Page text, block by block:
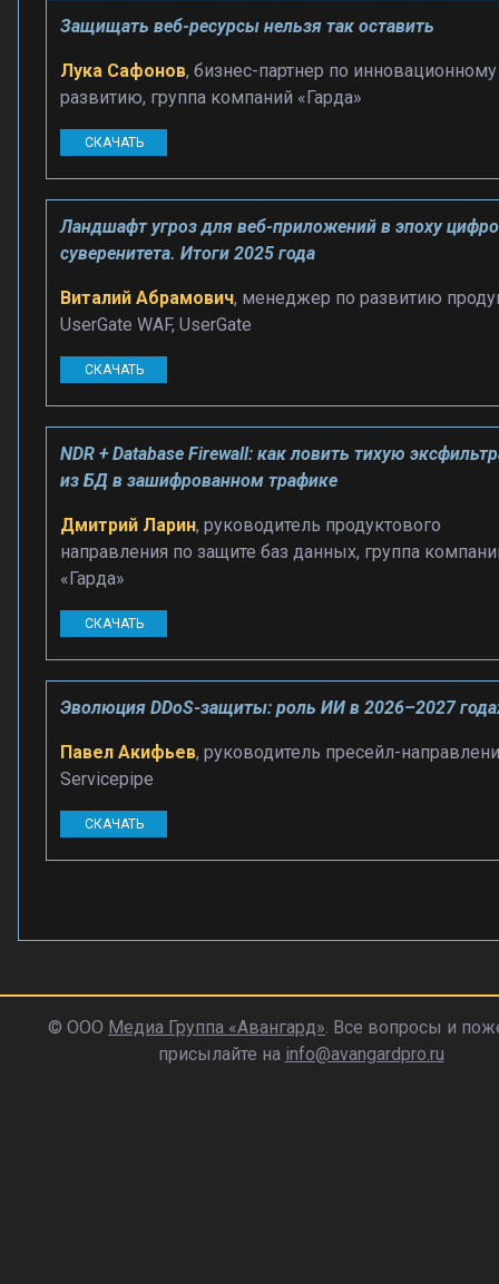
Защищать веб-ресурсы нельзя так оставить
Лука Сафонов, бизнес-партнер по инновационному
развитию, группа компаний «Гарда»
СКАЧАТЬ
Ландшафт угроз для веб-приложений в эпоху
суверенитета. Итоги 2025 года
Виталий Абрамович, менеджер по развитию
UserGate WAF, UserGate
СКАЧАТЬ
NDR + Database Firewall: как ловить тихую
из БД в зашифрованном трафике
Дмитрий Ларин, руководитель продуктового
направления по защите баз данных, группа
«Гарда»
СКАЧАТЬ
Эволюция DDoS-защиты: роль ИИ в 2026–2027
Павел Акифьев, руководитель пресейл-
Servicepipe
СКАЧАТЬ
© ООО Медиа Группа «Авангард». Все вопросы и
присылайте на info@avangardpro.ru